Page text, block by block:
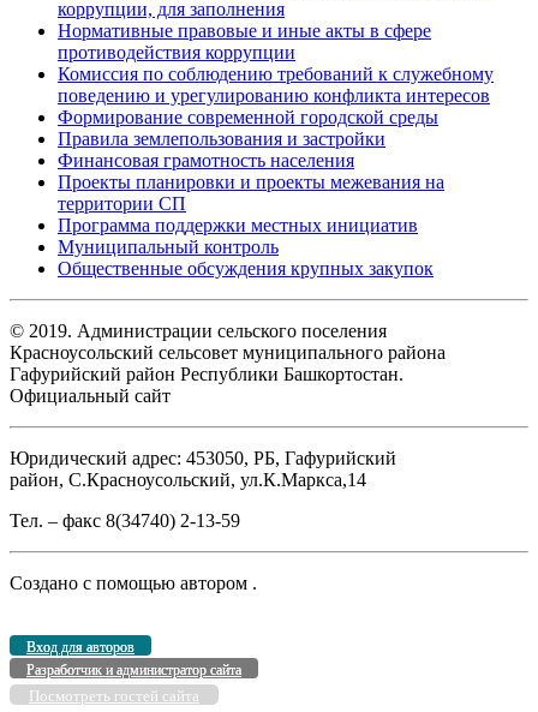
коррупции, для заполнения
Нормативные правовые и иные акты в сфере
противодействия коррупции
Комиссия по соблюдению требований к служебному
поведению и урегулированию конфликта интересов
Формирование современной городской среды
Правила землепользования и застройки
Финансовая грамотность населения
Проекты планировки и проекты межевания на
территории СП
Программа поддержки местных инициатив
Муниципальный контроль
Общественные обсуждения крупных закупок
© 2019. Администрации сельского поселения
Красноусольский сельсовет муниципального района
Гафурийский район Республики Башкортостан.
Официальный сайт
Юридический адрес: 453050, РБ, Гафурийский
район, С.Красноусольский, ул.К.Маркса,14
Тел. – факс 8(34740) 2-13-59
Создано с помощью автором .
Вход для авторов
Разработчик и администратор сайта
Посмотреть гостей сайта